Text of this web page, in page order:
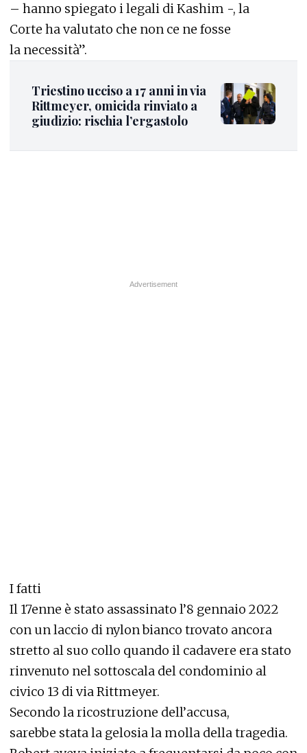
– hanno spiegato i legali di Kashim -, la
Corte ha valutato che non ce ne fosse
la necessità”.
Triestino ucciso a 17 anni in via
Rittmeyer, omicida rinviato a
giudizio: rischia l’ergastolo
I fatti
Il 17enne è stato assassinato l’8 gennaio 2022
con un laccio di nylon bianco trovato ancora
stretto al suo collo quando il cadavere era stato
rinvenuto nel sottoscala del condominio al
civico 13 di via Rittmeyer.
Secondo la ricostruzione dell’accusa,
sarebbe stata la gelosia la molla della tragedia.